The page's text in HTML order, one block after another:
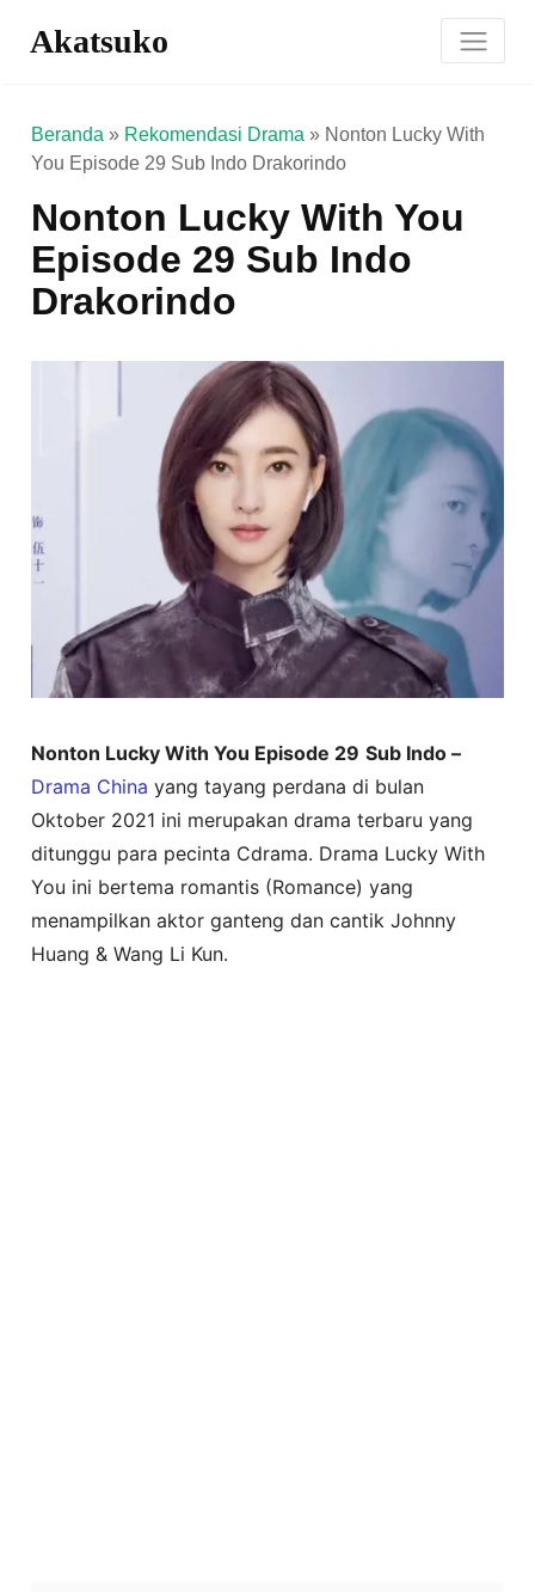
Akatsuko
Beranda » Rekomendasi Drama » Nonton Lucky With
You Episode 29 Sub Indo Drakorindo
Nonton Lucky With You
Episode 29 Sub Indo
Drakorindo
Nonton Lucky With You Episode 29 Sub Indo –
Drama China yang tayang perdana di bulan
Oktober 2021 ini merupakan drama terbaru yang
ditunggu para pecinta Cdrama. Drama Lucky With
You ini bertema romantis (Romance) yang
menampilkan aktor ganteng dan cantik Johnny
Huang & Wang Li Kun.